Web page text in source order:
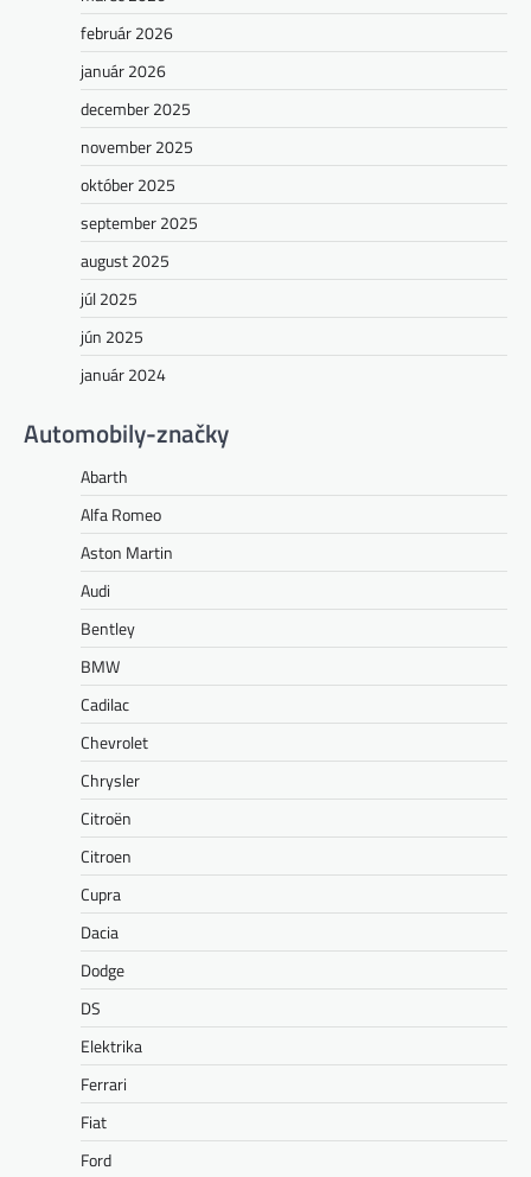
február 2026
január 2026
december 2025
november 2025
október 2025
september 2025
august 2025
júl 2025
jún 2025
január 2024
Automobily-značky
Abarth
Alfa Romeo
Aston Martin
Audi
Bentley
BMW
Cadilac
Chevrolet
Chrysler
Citroën
Citroen
Cupra
Dacia
Dodge
DS
Elektrika
Ferrari
Fiat
Ford